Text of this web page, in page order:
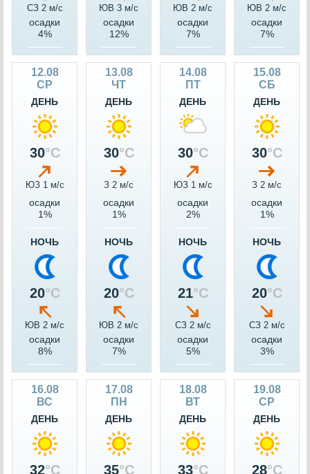
СЗ 2 м/c
осадки
4%
ЮВ 3 м/c
осадки
12%
ЮВ 2 м/c
осадки
7%
ЮВ 2 м/c
осадки
7%
12.08
СР
ДЕНЬ
30°C
ЮЗ 1 м/c
осадки
1%
НОЧЬ
20°C
ЮВ 2 м/c
осадки
8%
13.08
ЧТ
ДЕНЬ
30°C
З 2 м/c
осадки
1%
НОЧЬ
20°C
ЮВ 2 м/c
осадки
7%
14.08
ПТ
ДЕНЬ
30°C
ЮЗ 1 м/c
осадки
2%
НОЧЬ
21°C
СЗ 2 м/c
осадки
5%
15.08
СБ
ДЕНЬ
30°C
З 2 м/c
осадки
1%
НОЧЬ
20°C
СЗ 2 м/c
осадки
3%
16.08
ВС
ДЕНЬ
32°C
17.08
ПН
ДЕНЬ
35°C
18.08
ВТ
ДЕНЬ
33°C
19.08
СР
ДЕНЬ
28°C